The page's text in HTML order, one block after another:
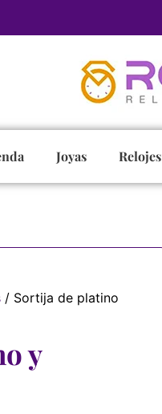
Joyas Relojes
/ Sortija de platino
y